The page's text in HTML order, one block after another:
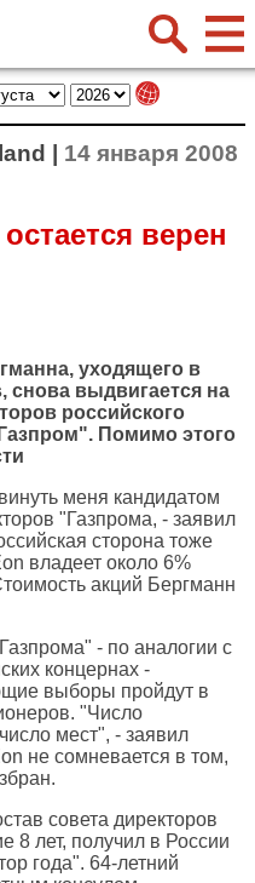
| 14 января 2008
верен
уходящего в
снова выдвигается на
российского
Помимо этого
меня кандидатом
"Газпрома, - заявил
сторона тоже
владеет около 6%
акций Бергманн
- по аналогии с
концернах -
выборы пройдут в
"Число
мест", - заявил
не сомневается в том,
совета директоров
8 лет, получил в России
года". 64-летний